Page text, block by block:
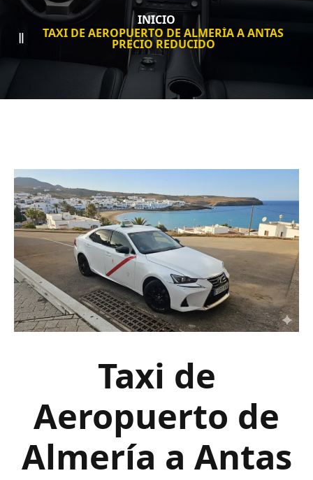
INICIO
TAXI DE AEROPUERTO DE ALMERÍA A ANTAS
PRECIO REDUCIDO
Taxi de
Aeropuerto de
Almería a Antas